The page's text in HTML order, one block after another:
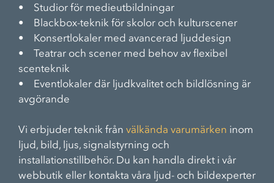
• Studior för medieutbildningar
• Blackbox-teknik för skolor och kulturscener
• Konsertlokaler med avancerad ljuddesign
• Teatrar och scener med behov av flexibel
scenteknik
• Eventlokaler där ljudkvalitet och bildlösning är
avgörande
Vi erbjuder teknik från välkända varumärken inom
ljud, bild, ljus, signalstyrning och
installationstillbehör. Du kan handla direkt i vår
webbutik eller kontakta våra ljud- och bildexperter